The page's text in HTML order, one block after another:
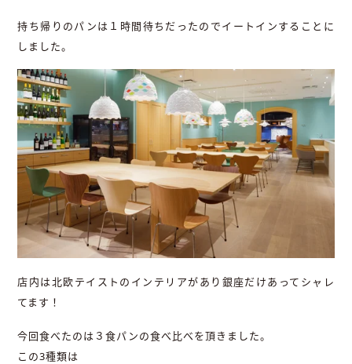
持ち帰りのパンは１時間待ちだったのでイートインすることに
しました。
店内は北欧テイストのインテリアがあり銀座だけあってシャレ
てます！
今回食べたのは３食パンの食べ比べを頂きました。
この3種類は